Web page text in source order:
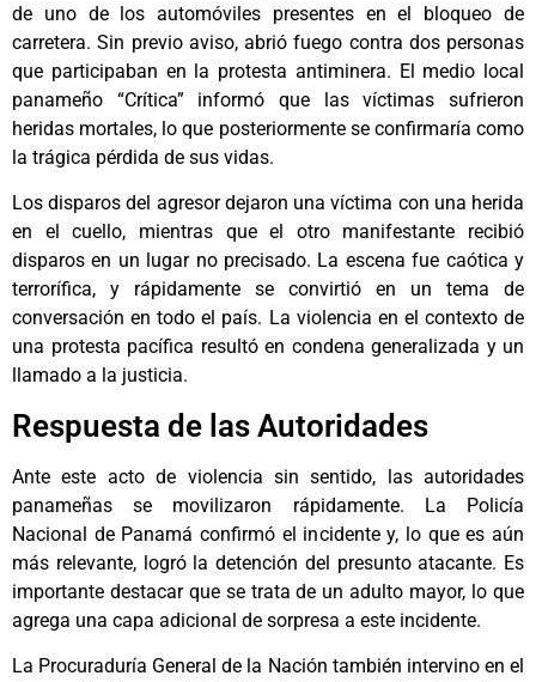
de uno de los automóviles presentes en el bloqueo de
carretera. Sin previo aviso, abrió fuego contra dos personas
que participaban en la protesta antiminera. El medio local
panameño “Crítica” informó que las víctimas sufrieron
heridas mortales, lo que posteriormente se confirmaría como
la trágica pérdida de sus vidas.
Los disparos del agresor dejaron una víctima con una herida
en el cuello, mientras que el otro manifestante recibió
disparos en un lugar no precisado. La escena fue caótica y
terrorífica, y rápidamente se convirtió en un tema de
conversación en todo el país. La violencia en el contexto de
una protesta pacífica resultó en condena generalizada y un
llamado a la justicia.
Respuesta de las Autoridades
Ante este acto de violencia sin sentido, las autoridades
panameñas se movilizaron rápidamente. La Policía
Nacional de Panamá confirmó el incidente y, lo que es aún
más relevante, logró la detención del presunto atacante. Es
importante destacar que se trata de un adulto mayor, lo que
agrega una capa adicional de sorpresa a este incidente.
La Procuraduría General de la Nación también intervino en el